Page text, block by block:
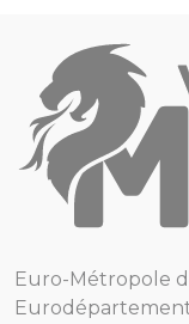
Euro-Métropole